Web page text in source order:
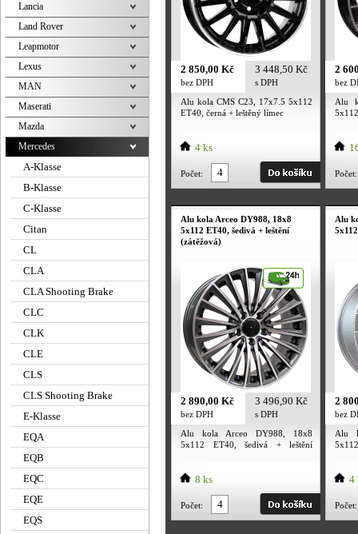
2 850,00 Kč
bez DPH
3 448,50 Kč
s DPH
Alu kola CMS C23, 17x7.5 5x112
ET40, černá + leštěný límec
4 ks
Počet:
2
bez
Alu
Počet:
Alu kola Arceo DY988, 18x8
5x112 ET40, šedivá + leštění
(zátěžová)
2 890,00 Kč
bez DPH
3 496,90 Kč
s DPH
Alu kola Arceo DY988, 18x8
5x112 ET40, šedivá + leštění
8 ks
Počet:
Alu
2
bez
Alu
4
Počet:
Lancia
Land Rover
Leapmotor
Lexus
MAN
Maserati
Mazda
Mercedes
A-Klasse
B-Klasse
C-Klasse
Citan
CL
CLA
CLA Shooting Brake
CLC
CLK
CLE
CLS
CLS Shooting Brake
E-Klasse
EQA
EQB
EQC
EQE
EQS